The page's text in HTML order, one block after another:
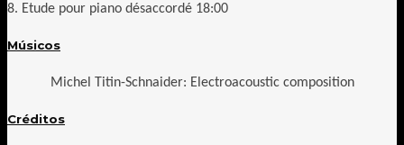
8. Etude pour piano désaccordé 18:00
Músicos
Michel Titin-Schnaider: Electroacoustic composition
Créditos